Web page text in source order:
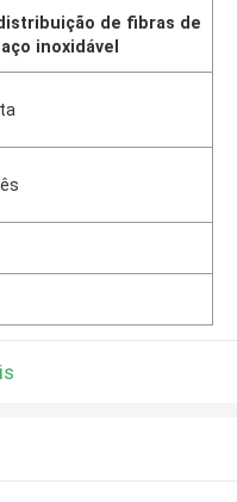
de fibras de
inoxidável